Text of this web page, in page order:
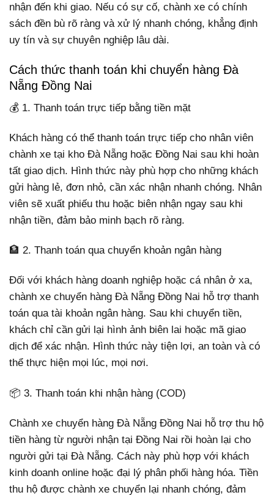
nhận đến khi giao. Nếu có sự cố, chành xe có chính
sách đền bù rõ ràng và xử lý nhanh chóng, khẳng định
uy tín và sự chuyên nghiệp lâu dài.
Cách thức thanh toán khi chuyển hàng Đà
Nẵng Đồng Nai
💰 1. Thanh toán trực tiếp bằng tiền mặt
Khách hàng có thể thanh toán trực tiếp cho nhân viên
chành xe tại kho Đà Nẵng hoặc Đồng Nai sau khi hoàn
tất giao dịch. Hình thức này phù hợp cho những khách
gửi hàng lẻ, đơn nhỏ, cần xác nhận nhanh chóng. Nhân
viên sẽ xuất phiếu thu hoặc biên nhận ngay sau khi
nhận tiền, đảm bảo minh bạch rõ ràng.
🏦 2. Thanh toán qua chuyển khoản ngân hàng
Đối với khách hàng doanh nghiệp hoặc cá nhân ở xa,
chành xe chuyển hàng Đà Nẵng Đồng Nai hỗ trợ thanh
toán qua tài khoản ngân hàng. Sau khi chuyển tiền,
khách chỉ cần gửi lại hình ảnh biên lai hoặc mã giao
dịch để xác nhận. Hình thức này tiện lợi, an toàn và có
thể thực hiện mọi lúc, mọi nơi.
📦 3. Thanh toán khi nhận hàng (COD)
Chành xe chuyển hàng Đà Nẵng Đồng Nai hỗ trợ thu hộ
tiền hàng từ người nhận tại Đồng Nai rồi hoàn lại cho
người gửi tại Đà Nẵng. Cách này phù hợp với khách
kinh doanh online hoặc đại lý phân phối hàng hóa. Tiền
thu hộ được chành xe chuyển lại nhanh chóng, đảm